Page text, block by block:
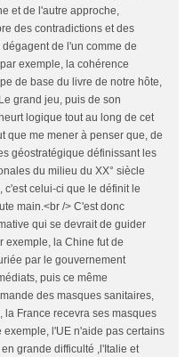
et de l'autre approche,
des contradictions et des
de l'un comme de
exemple, la cohérence
de base du livre de notre hôte,
grand jeu, puis de son
logique tout au long de cet
que me mener à penser que, de
géostratégique définissant les
du milieu du XX° siècle
c'est celui-ci que le définit le
main.<br /> C'est donc
qui se devrait de guider
exemple, la Chine fut de
par le gouvernement
puis ce même
des masques sanitaires,
la France recevra ses masques
exemple, l'UE n'aide pas certains
grande difficulté ,l'Italie et